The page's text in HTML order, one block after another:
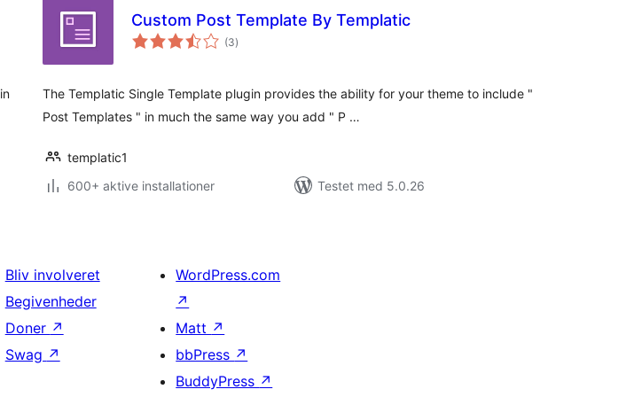
Custom Post Template By Templatic
(3totale
bedømmelser
)
The Templatic Single Template plugin provides the ability for your theme to include "
Post Templates " in much the same way you add " P …
templatic1
600+ aktive installationer
Testet med 5.0.26
Bliv involveret
Begivenheder
Doner ↗
Swag ↗
WordPress.com
↗
Matt ↗
bbPress ↗
BuddyPress ↗